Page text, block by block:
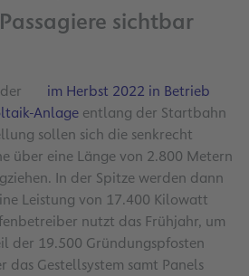
sichtbar
im Herbst 2022 in Betrieb
Anlage entlang der Startbahn
sollen sich die senkrecht
über eine Länge von 2.800 Metern
In der Spitze werden dann
Leistung von 17.400 Kilowatt
nutzt das Frühjahr, um
der 19.500 Gründungspfosten
das Gestellsystem samt Panels